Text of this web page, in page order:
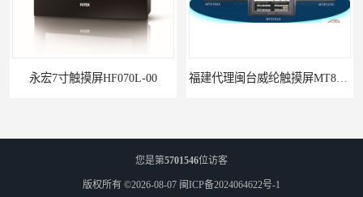
永宏7寸触摸屏HF070L-00 福建代理闽台威纶触摸屏MT8102IP
您是第5701546位访客
版权所有 ©2026-08-07 闽ICP备2024064622号-1